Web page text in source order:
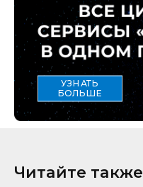
УЗНАТЬ
БОЛЬШЕ
Читайте также